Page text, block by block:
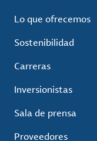
Lo que ofrecemos
Sostenibilidad
Carreras
Inversionistas
Sala de prensa
Proveedores